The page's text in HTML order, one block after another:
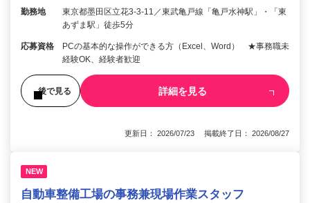
勤務地
東京都墨田区立花3-3-11／東武亀戸線「亀戸水神駅」・「東
あずま駅」徒歩5分
応募資格
PCの基本的な操作ができる方（Excel、Word） ★事務職未
経験OK、経験者歓迎
後で見る 詳細を見る
更新日： 2026/07/23 掲載終了日： 2026/08/27
NEW
自動車整備工場の事務兼現場作業スタッフ